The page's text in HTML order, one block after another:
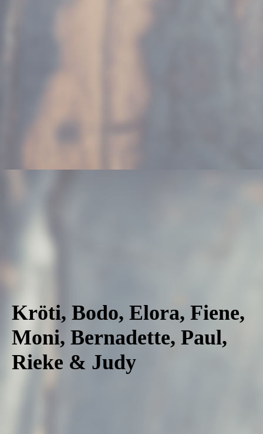
Kröti, Bodo, Elora, Fiene,
Moni, Bernadette, Paul,
Rieke & Judy